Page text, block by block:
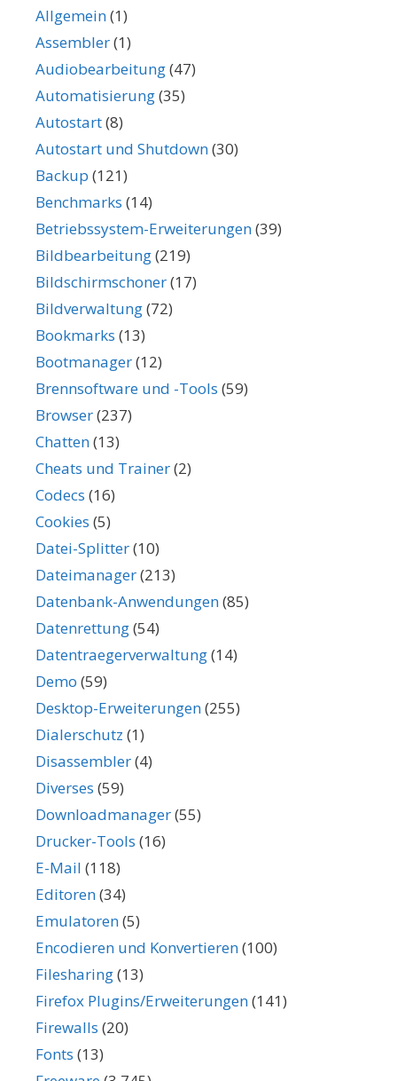
Allgemein(1)
Assembler(1)
Audiobearbeitung(47)
Automatisierung(35)
Autostart(8)
Autostart und Shutdown(30)
Backup (121)
Benchmarks (14)
Betriebssystem-Erweiterungen(39)
Bildbearbeitung(219)
Bildschirmschoner(17)
Bildverwaltung(72)
Bookmarks (13)
Bootmanager(12)
Brennsoftware und -Tools (59)
Browser(237)
Chatten(13)
Cheats und Trainer(2)
Codecs (16)
Cookies (5)
Datei-Splitter(10)
Dateimanager(213)
Datenbank-Anwendungen(85)
Datenrettung(54)
Datentraegerverwaltung(14)
Demo (59)
Desktop-Erweiterungen(255)
Dialerschutz (1)
Disassembler(4)
Diverses (59)
Downloadmanager(55)
Drucker-Tools (16)
E-Mail (118)
Editoren(34)
Emulatoren(5)
Encodieren und Konvertieren(100)
Filesharing(13)
Firefox Plugins/Erweiterungen(141)
Firewalls (20)
Fonts (13)